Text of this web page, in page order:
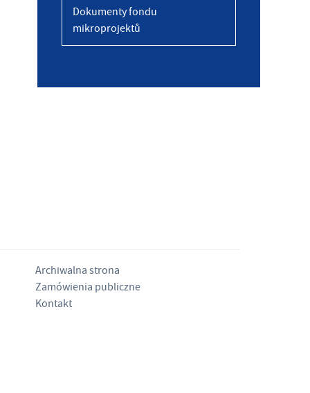
Dokumenty fondu
mikroprojektů
Archiwalna strona
Zamówienia publiczne
Kontakt